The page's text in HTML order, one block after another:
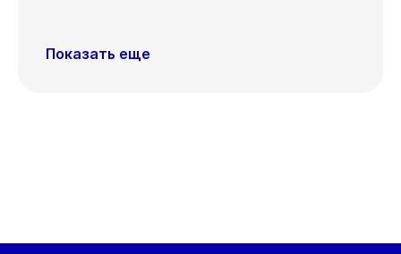
Показать еще